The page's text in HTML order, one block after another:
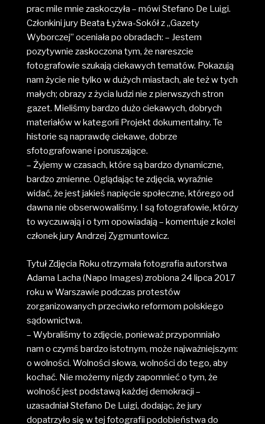
prac mile mnie zaskoczyła – mówi Stefano De Luigi.
Członkini jury Beata Łyżwa-Sokół z „Gazety
Wyborczej” oceniała po obradach: – Jestem
pozytywnie zaskoczona tym, że nareszcie
fotografowie szukają ciekawych tematów. Pokazują
nam życie nie tylko w dużych miastach, ale też w tych
małych; obrazy z życia ludzi nie z pierwszych stron
gazet. Mieliśmy bardzo dużo ciekawych, dobrych
materiałów w kategorii Projekt dokumentalny. Te
historie są naprawdę ciekawe, dobrze
sfotografowane i poruszające.
– Żyjemy w czasach, które są bardzo dynamiczne,
bardzo zmienne. Oglądając te zdjęcia, wyraźnie
widać, że jest jakieś napięcie społeczne, którego od
dawna nie obserwowaliśmy. I są fotografowie, którzy
to wyczuwają i o tym opowiadają – komentuje z kolei
członek jury Andrzej Zygmuntowicz.
Tytuł Zdjęcia Roku otrzymała fotografia autorstwa
Adama Lacha (Napo Images) zrobiona 24 lipca 2017
roku w Warszawie podczas protestów
zorganizowanych przeciwko reformom polskiego
sądownictwa.
– Wybraliśmy to zdjęcie, ponieważ przypomniało
nam o czymś bardzo istotnym, może najważniejszym:
o wolności. Wolności słowa, wolności do tego, aby
kochać. Nie możemy nigdy zapomnieć o tym, że
wolność jest podstawą każdej demokracji –
uzasadniał Stefano De Luigi, dodając, że jury
dopatrzyło się w tej fotografii podobieństwa do